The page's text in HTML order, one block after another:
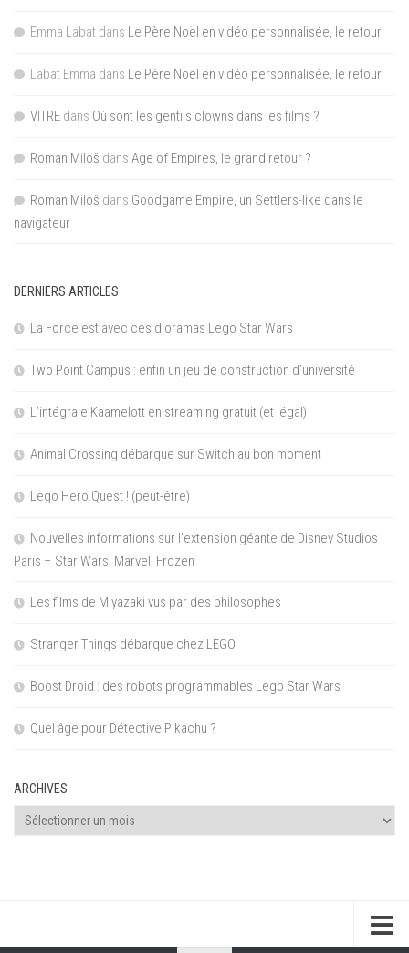
Emma Labat dans Le Père Noël en vidéo personnalisée, le retour
Labat Emma dans Le Père Noël en vidéo personnalisée, le retour
VITRE dans Où sont les gentils clowns dans les films ?
Roman Miloš dans Age of Empires, le grand retour ?
Roman Miloš dans Goodgame Empire, un Settlers-like dans le
navigateur
DERNIERS ARTICLES
La Force est avec ces dioramas Lego Star Wars
Two Point Campus : enfin un jeu de construction d’université
L’intégrale Kaamelott en streaming gratuit (et légal)
Animal Crossing débarque sur Switch au bon moment
Lego Hero Quest ! (peut-être)
Nouvelles informations sur l’extension géante de Disney Studios
Paris – Star Wars, Marvel, Frozen
Les films de Miyazaki vus par des philosophes
Stranger Things débarque chez LEGO
Boost Droid : des robots programmables Lego Star Wars
Quel âge pour Détective Pikachu ?
ARCHIVES
Archives